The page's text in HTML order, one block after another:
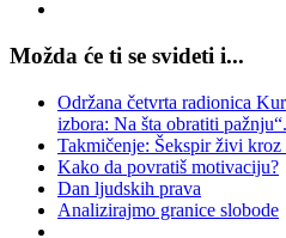
Možda će ti se svideti i...
Održana četvrta radionica
izbora: Na šta obratiti pažnju“.
Takmičenje: Šekspir živi
Kako da povratiš motivaciju?
Dan ljudskih prava
Analizirajmo granice slobode